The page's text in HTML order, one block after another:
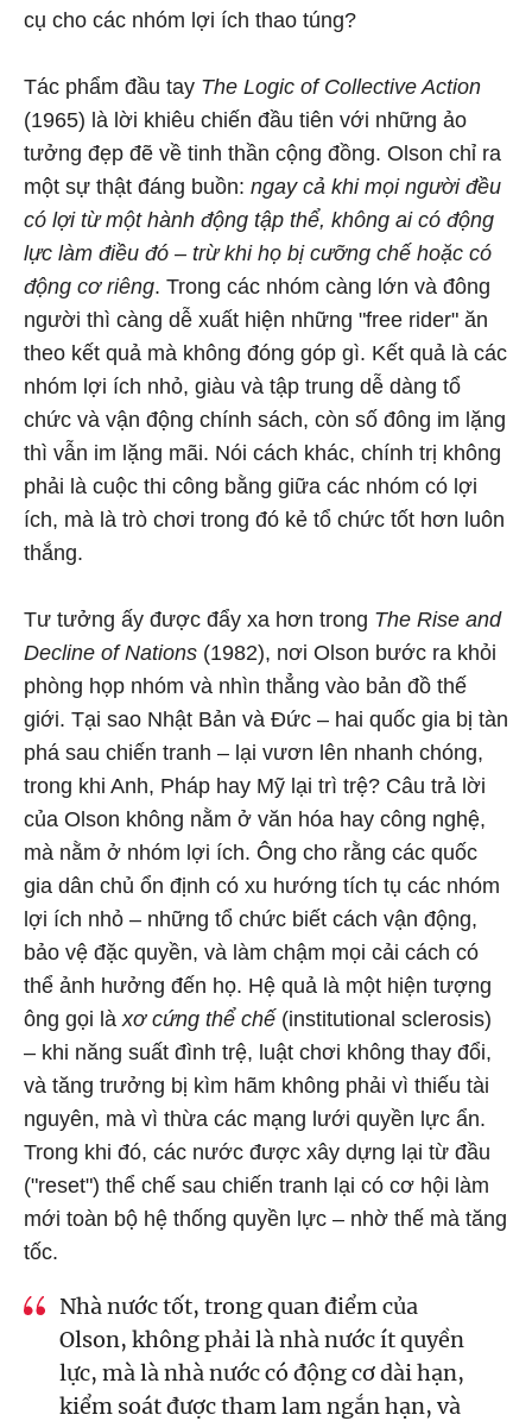
cụ cho các nhóm lợi ích thao túng?
Tác phẩm đầu tay The Logic of Collective Action
(1965) là lời khiêu chiến đầu tiên với những ảo
tưởng đẹp đẽ về tinh thần cộng đồng. Olson chỉ ra
một sự thật đáng buồn: ngay cả khi mọi người đều
có lợi từ một hành động tập thể, không ai có động
lực làm điều đó – trừ khi họ bị cưỡng chế hoặc có
động cơ riêng. Trong các nhóm càng lớn và đông
người thì càng dễ xuất hiện những "free rider" ăn
theo kết quả mà không đóng góp gì. Kết quả là các
nhóm lợi ích nhỏ, giàu và tập trung dễ dàng tổ
chức và vận động chính sách, còn số đông im lặng
thì vẫn im lặng mãi. Nói cách khác, chính trị không
phải là cuộc thi công bằng giữa các nhóm có lợi
ích, mà là trò chơi trong đó kẻ tổ chức tốt hơn luôn
thắng.
Tư tưởng ấy được đẩy xa hơn trong The Rise and
Decline of Nations (1982), nơi Olson bước ra khỏi
phòng họp nhóm và nhìn thẳng vào bản đồ thế
giới. Tại sao Nhật Bản và Đức – hai quốc gia bị tàn
phá sau chiến tranh – lại vươn lên nhanh chóng,
trong khi Anh, Pháp hay Mỹ lại trì trệ? Câu trả lời
của Olson không nằm ở văn hóa hay công nghệ,
mà nằm ở nhóm lợi ích. Ông cho rằng các quốc
gia dân chủ ổn định có xu hướng tích tụ các nhóm
lợi ích nhỏ – những tổ chức biết cách vận động,
bảo vệ đặc quyền, và làm chậm mọi cải cách có
thể ảnh hưởng đến họ. Hệ quả là một hiện tượng
ông gọi làxơ cứng thể chế (institutional sclerosis)
– khi năng suất đình trệ, luật chơi không thay đổi,
và tăng trưởng bị kìm hãm không phải vì thiếu tài
nguyên, mà vì thừa các mạng lưới quyền lực ẩn.
Trong khi đó, các nước được xây dựng lại từ đầu
("reset") thể chế sau chiến tranh lại có cơ hội làm
mới toàn bộ hệ thống quyền lực – nhờ thế mà tăng
tốc.
Nhà nước tốt, trong quan điểm của
Olson, không phải là nhà nước ít quyền
lực, mà là nhà nước có động cơ dài hạn,
kiểm soát được tham lam ngắn hạn, và